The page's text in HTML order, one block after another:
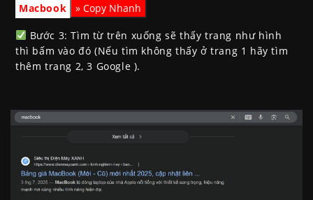
Macbook
Bước 3: Tìm từ trên xuống sẽ thấy trang như hình
thì bấm vào đó (Nếu tìm không thấy ở trang 1 hãy tìm
thêm trang 2, 3 Google ).